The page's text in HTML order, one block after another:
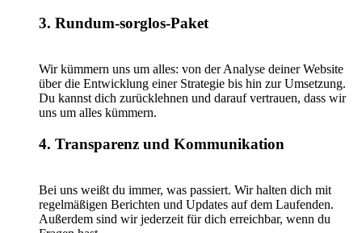
3. Rundum-sorglos-Paket
Wir kümmern uns um alles: von der Analyse deiner Website
über die Entwicklung einer Strategie bis hin zur Umsetzung.
Du kannst dich zurücklehnen und darauf vertrauen, dass wir
uns um alles kümmern.
4. Transparenz und Kommunikation
Bei uns weißt du immer, was passiert. Wir halten dich mit
regelmäßigen Berichten und Updates auf dem Laufenden.
Außerdem sind wir jederzeit für dich erreichbar, wenn du